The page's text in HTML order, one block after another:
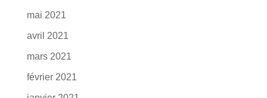
mai 2021
avril 2021
mars 2021
février 2021